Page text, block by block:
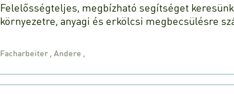
Felelősségteljes, megbízható segítséget
környezetre, anyagi és erkölcsi megbecsülésre
Facharbeiter Andere